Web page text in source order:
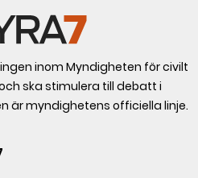
inom Myndigheten för civilt
ska stimulera till debatt i
är myndighetens officiella linje.